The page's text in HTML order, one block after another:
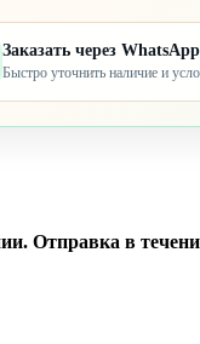
Заказать через WhatsApp
Быстро уточнить наличие и
Отправка в